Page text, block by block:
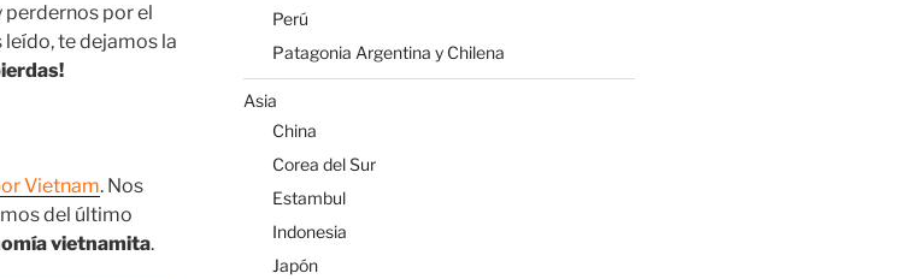
por el
leído, te dejamos la
Vietnam. Nos
del último
vietnamita.
Perú
Patagonia Argentina y Chilena
Asia
China
Corea del Sur
Estambul
Indonesia
Japón